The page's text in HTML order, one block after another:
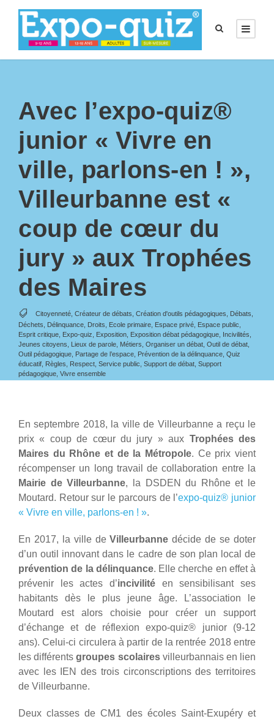
Avec l’expo-quiz®
junior « Vivre en
ville, parlons-en ! »,
Villeurbanne est «
coup de cœur du
jury » aux Trophées
des Maires
Citoyenneté Créateur de débats Création d'outils pédagogiques Débats
Déchets
Délinquance Droits Ecole primaire Espace privé Espace public
Esprit critique Expo-quiz Exposition Exposition débat pédagogique Incivilités
Jeunes citoyens
Lieux de parole Métiers Organiser un débat Outil de débat
Outil pédagogique Partage de l’espace Prévention de la délinquance Quiz
éducatif Règles Respect Service public Support de débat Support
pédagogique Vivre ensemble
En septembre 2018, la ville de Villeurbanne a reçu le
prix « coup de cœur du jury » aux Trophées des
Maires du Rhône et de la Métropole. Ce prix vient
récompenser un long travail de collaboration entre la
Mairie de Villeurbanne, la DSDEN du Rhône et le
Moutard. Retour sur le parcours de l’expo-quiz® junior
« Vivre en ville, parlons-en ! ».
En 2017, la ville deVilleurbanne décide de se doter
d’un outil innovant dans le cadre de son plan local de
prévention de la délinquance. Elle cherche en effet à
prévenir les actes d’incivilité en sensibilisant ses
habitants dès le plus jeune âge. L’association le
Moutard est alors choisie pour créer un support
d’échange et de réflexion expo-quiz® junior (9-12
ans). Celui-ci circulera à partir de la rentrée 2018 entre
les différentsgroupes scolairesvilleurbannais en lien
avec les IEN des trois circonscriptions des territoires
de Villeurbanne.
Deux classes de CM1 des écoles Saint-Exupéry et